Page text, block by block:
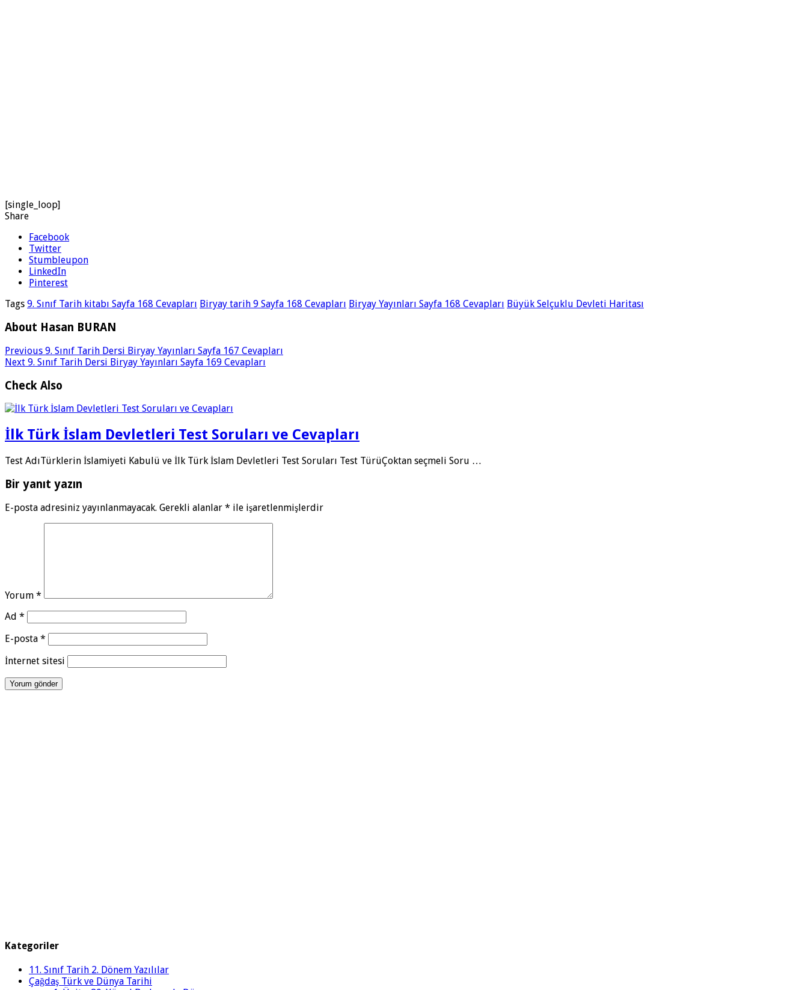
[single_loop]
Share
Facebook
Twitter
Stumbleupon
LinkedIn
Pinterest
Tags 9. Sınıf Tarih kitabı Sayfa 168 Cevapları Biryay tarih 9 Sayfa 168 Cevapları Biryay Yayınları Sayfa 168 Cevapları Büyük Selçuklu Devleti Haritası
About Hasan BURAN
Previous 9. Sınıf Tarih Dersi Biryay Yayınları Sayfa 167 Cevapları
Next 9. Sınıf Tarih Dersi Biryay Yayınları Sayfa 169 Cevapları
Check Also
İlk Türk İslam Devletleri Test Soruları ve Cevapları
Test AdıTürklerin İslamiyeti Kabulü ve İlk Türk İslam Devletleri Test Soruları Test TürüÇoktan seçmeli Soru …
Bir yanıt yazın
E-posta adresiniz yayınlanmayacak. Gerekli alanlar * ile işaretlenmişlerdir
Yorum *
Ad *
E-posta *
İnternet sitesi
Kategoriler
11. Sınıf Tarih 2. Dönem Yazılılar
Çağdaş Türk ve Dünya Tarihi